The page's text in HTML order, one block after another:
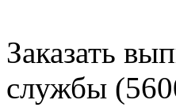
Заказать
службы